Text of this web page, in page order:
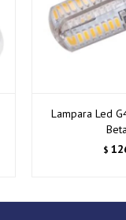
Lampara Led
Beta
$